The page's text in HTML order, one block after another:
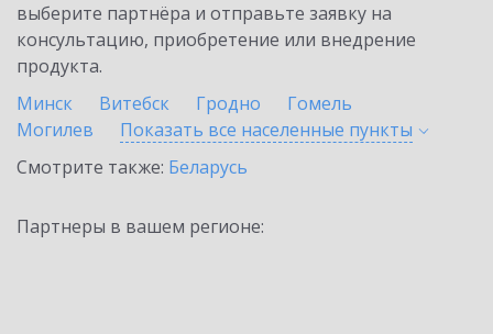
выберите партнёра и отправьте заявку на
консультацию, приобретение или внедрение
продукта.
Минск
Витебск Гродно
Гомель
Могилев
Показать все населенные пункты
Смотрите также: Беларусь
Партнеры в вашем регионе: